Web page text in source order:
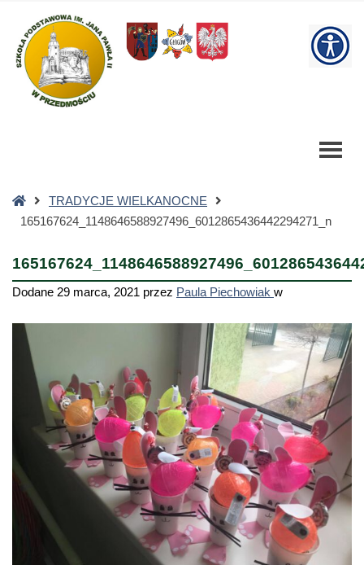
Szkoła
Podstawowa
Strona
główna
TRADYCJE WIELKANOCNE
165167624_1148646588927496_6012865436442294271_n
Dodane 29 marca, 2021 przez Paula Piechowiak w